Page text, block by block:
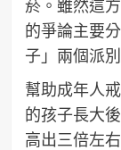
菸。雖然這
的爭論主要
子」兩個派別
幫助成年人
的孩子長大
高出三倍左